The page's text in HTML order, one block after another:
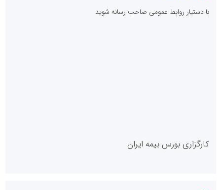
با دستیار روابط عمومی صاحب رسانه شوید
کارگزاری بورس بیمه ایران